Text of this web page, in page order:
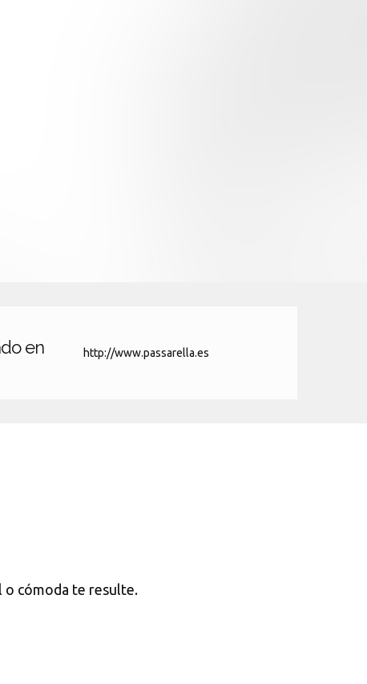
en
http://www.passarella.es
o cómoda te resulte.